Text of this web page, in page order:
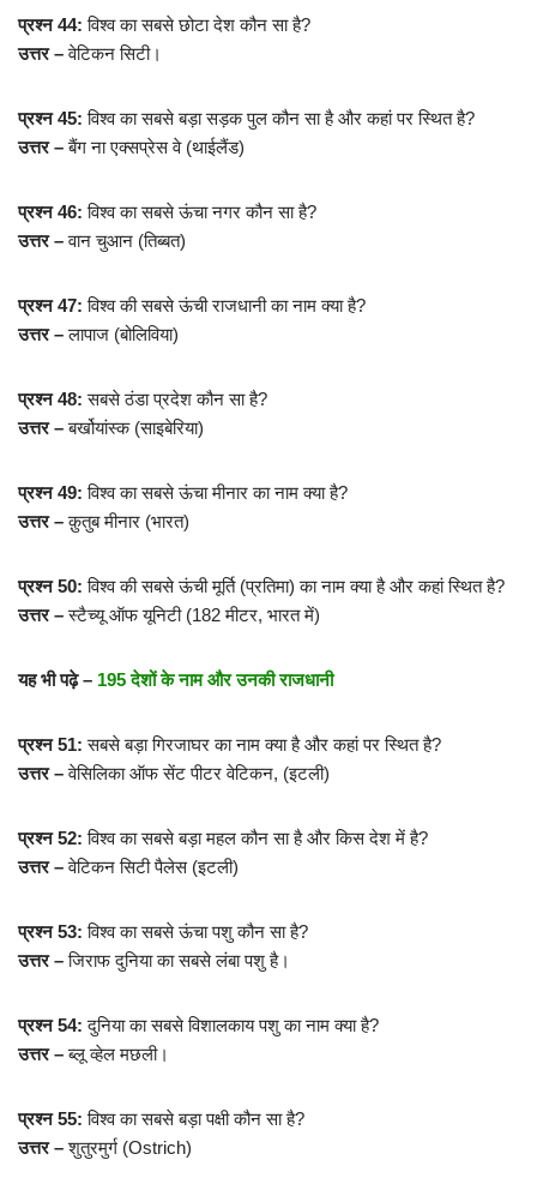
प्रश्न 44: विश्व का सबसे छोटा देश कौन सा है?
उत्तर –वेटिकन सिटी।
प्रश्न 45: विश्व का सबसे बड़ा सड़क पुल कौन सा है और कहां पर स्थित है?
उत्तर –बैंग ना एक्सप्रेस वे (थाईलैंड)
प्रश्न 46: विश्व का सबसे ऊंचा नगर कौन सा है?
उत्तर –वान चुआन (तिब्बत)
प्रश्न 47: विश्व की सबसे ऊंची राजधानी का नाम क्या है?
उत्तर –लापाज (बोलिविया)
प्रश्न 48: सबसे ठंडा प्रदेश कौन सा है?
उत्तर –बर्खोयांस्क (साइबेरिया)
प्रश्न 49: विश्व का सबसे ऊंचा मीनार का नाम क्या है?
उत्तर –क़ुतुब मीनार (भारत)
प्रश्न 50: विश्व की सबसे ऊंची मूर्ति (प्रतिमा) का नाम क्या है और कहां स्थित है?
उत्तर –स्टैच्यू ऑफ यूनिटी (182 मीटर, भारत में)
यह भी पढ़े – 195 देशों के नाम और उनकी राजधानी
प्रश्न 51: सबसे बड़ा गिरजाघर का नाम क्या है और कहां पर स्थित है?
उत्तर –वेसिलिका ऑफ सेंट पीटर वेटिकन, (इटली)
प्रश्न 52:विश्व का सबसे बड़ा महल कौन सा है और किस देश में है?
उत्तर –वेटिकन सिटी पैलेस (इटली)
प्रश्न 53: विश्व का सबसे ऊंचा पशु कौन सा है?
उत्तर –जिराफ दुनिया का सबसे लंबा पशु है।
प्रश्न 54: दुनिया का सबसे विशालकाय पशु का नाम क्या है?
उत्तर –ब्लू व्हेल मछली।
प्रश्न 55: विश्व का सबसे बड़ा पक्षी कौन सा है?
उत्तर –शुतुरमुर्ग (Ostrich)